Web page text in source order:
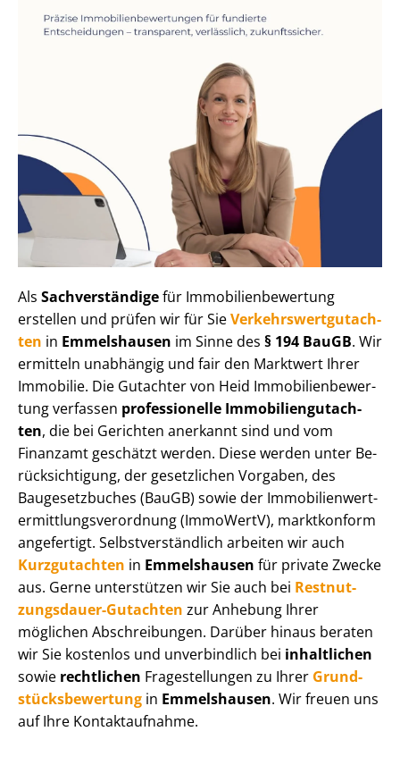
Als Sachverständigefür Im­mo­bi­li­en­be­wer­tung
erstellen und prüfen wir für SieVer­kehrs­wert­gut­ach­
ten in Emmelshausen im Sinne des § 194 BauGB. Wir
ermitteln unabhängig und fair den Marktwert Ihrer
Immobilie. Die Gutachter von Heid Im­mo­bi­li­en­be­wer­
tung verfassen professionelle Im­mo­bi­li­en­gut­ach­
ten, die bei Gerichten anerkannt sind und vom
Finanzamt geschätzt werden. Diese werden unter Be­
rück­sich­ti­gung, der gesetzlichen Vorgaben, des
Baugesetzbuches (BauGB) sowie der Im­mo­bi­li­en­wert­
ermitt­lungs­ver­ord­nung (ImmoWertV), marktkonform
angefertigt. Selbst­ver­ständ­lich arbeiten wir auch
Kurzgutachten in Emmelshausen für private Zwecke
aus. Gerne unterstützen wir Sie auch bei Rest­nut­
zungs­dau­er-Gutachten zur Anhebung Ihrer
möglichen Abschreibungen. Darüber hinaus beraten
wir Sie kostenlos und unverbindlich bei inhaltlichen
sowie rechtlichen Fragestellungen zu Ihrer Grund­
stücks­be­wer­tung in Emmelshausen. Wir freuen uns
auf Ihre Kontaktaufnahme.